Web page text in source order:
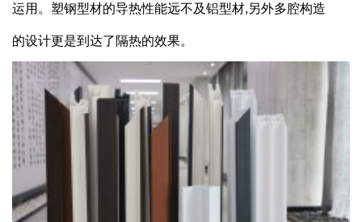
运用。塑钢型材的导热性能远不及铝型材,另外多腔构造
的设计更是到达了隔热的效果。